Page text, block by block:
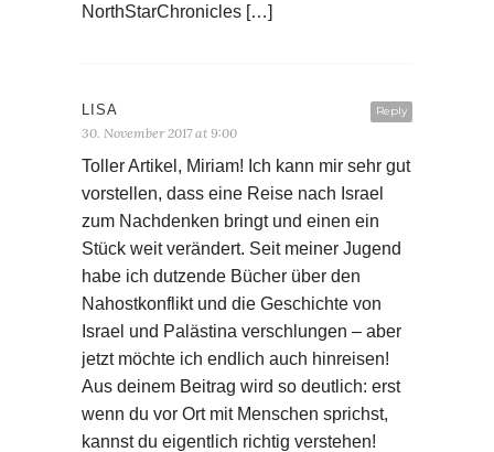
NorthStarChronicles […]
Reply
LISA
30. November 2017 at 9:00
Toller Artikel, Miriam! Ich kann mir sehr gut
vorstellen, dass eine Reise nach Israel
zum Nachdenken bringt und einen ein
Stück weit verändert. Seit meiner Jugend
habe ich dutzende Bücher über den
Nahostkonflikt und die Geschichte von
Israel und Palästina verschlungen – aber
jetzt möchte ich endlich auch hinreisen!
Aus deinem Beitrag wird so deutlich: erst
wenn du vor Ort mit Menschen sprichst,
kannst du eigentlich richtig verstehen!